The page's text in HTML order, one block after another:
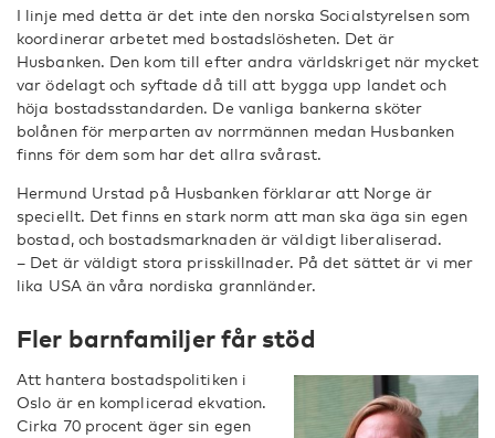
I linje med detta är det inte den norska Socialstyrelsen som
koordinerar arbetet med bostadslösheten. Det är
Husbanken. Den kom till efter andra världskriget när mycket
var ödelagt och syftade då till att bygga upp landet och
höja bostadsstandarden. De vanliga bankerna sköter
bolånen för merparten av norrmännen medan Husbanken
finns för dem som har det allra svårast.
Hermund Urstad på Husbanken förklarar att Norge är
speciellt. Det finns en stark norm att man ska äga sin egen
bostad, och bostadsmarknaden är väldigt liberaliserad.
– Det är väldigt stora prisskillnader. På det sättet är vi mer
lika USA än våra nordiska grannländer.
Fler barnfamiljer får stöd
Att hantera bostadspolitiken i
Oslo är en komplicerad ekvation.
Cirka 70 procent äger sin egen